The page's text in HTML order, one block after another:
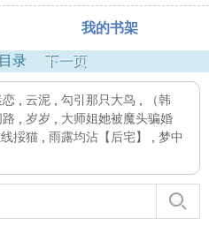
我的书架
目录 下一页
恋 云泥 勾引那只大鸟
（韩
路 岁岁
大师姐她被魔头骗婚
挼猫 雨露均沾【后宅】
梦中